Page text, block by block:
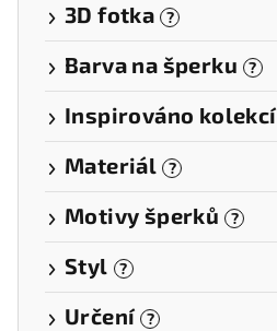
3D fotka
?
Barva na šperku ?
Inspirováno kolekcí
Materiál ?
Motivy šperků ?
Styl ?
Určení ?